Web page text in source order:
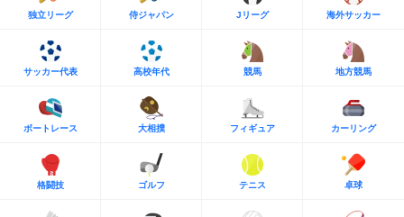
独立リーグ 侍ジャパン Jリーグ 海外サッカー
サッカー代表 高校年代 競馬 地方競馬
ボートレース 大相撲 フィギュア カーリング
格闘技 ゴルフ テニス 卓球